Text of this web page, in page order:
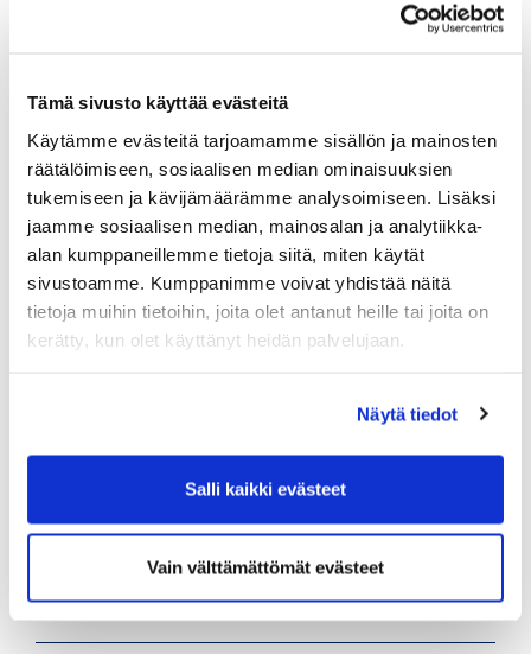
Tämä sivusto käyttää evästeitä
Käytämme evästeitä tarjoamamme sisällön ja mainosten
räätälöimiseen, sosiaalisen median ominaisuuksien
tukemiseen ja kävijämäärämme analysoimiseen. Lisäksi
jaamme sosiaalisen median, mainosalan ja analytiikka-
alan kumppaneillemme tietoja siitä, miten käytät
sivustoamme. Kumppanimme voivat yhdistää näitä
tietoja muihin tietoihin, joita olet antanut heille tai joita on
kerätty, kun olet käyttänyt heidän palvelujaan.
Näytä tiedot
Salli kaikki evästeet
Vain välttämättömät evästeet
Takaisinottovelvollisuus
Miten takaisinottoaika määräytyy?
Sopimismahdollisuudet
Mitä on ”sama tai samankaltainen” työ?
Käytännön toimet takaisinottotilanteessa
LakimiesKirsi Parnila, Helsingin seudun
kauppakamari
10.15
Tilaisuus päättyy
Jäsenhinta 230 € + alv 24 %,
Ilmoittautuminen:Ilmoittautumiset alla olevasta
linkistä. Linkki vie sinut KauppakamariKauppaan.
Lue lisää ja ilmoittaudu